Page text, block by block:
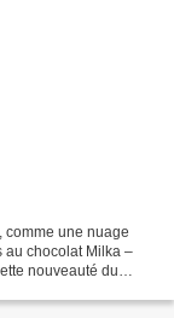
comme une nuage
au chocolat Milka –
nouveauté du